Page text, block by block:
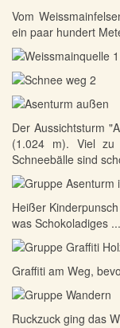
Vom
ein paar hundert
Der Aussichtsturm
(1.024 m). Viel
Schneebälle sind
Heißer
was Schokoladiges
Graffiti am Weg,
Ruckzuck ging das